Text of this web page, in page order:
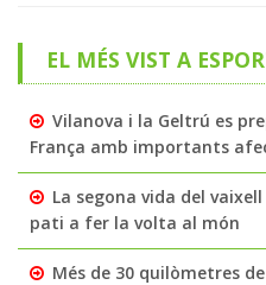
EL MÉS VIST A
Vilanova i la Geltrú es
França amb importants
La segona vida del vaixell
pati a fer la volta al món
Més de 30 quilòmetres